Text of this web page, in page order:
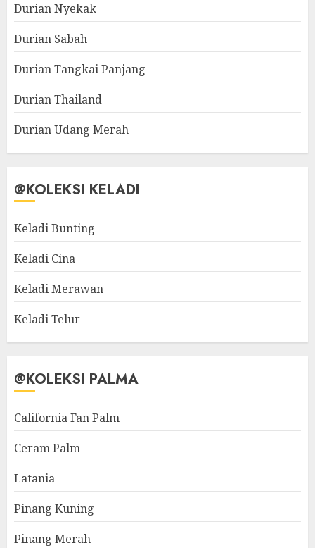
Durian Nyekak
Durian Sabah
Durian Tangkai Panjang
Durian Thailand
Durian Udang Merah
@KOLEKSI KELADI
Keladi Bunting
Keladi Cina
Keladi Merawan
Keladi Telur
@KOLEKSI PALMA
California Fan Palm
Ceram Palm
Latania
Pinang Kuning
Pinang Merah